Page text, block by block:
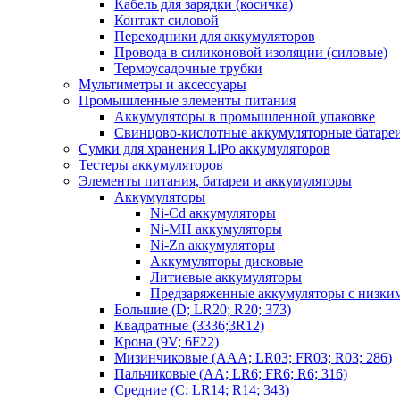
Кабель для зарядки (косичка)
Контакт силовой
Переходники для аккумуляторов
Провода в силиконовой изоляции (силовые)
Термоусадочные трубки
Мультиметры и аксессуары
Промышленные элементы питания
Аккумуляторы в промышленной упаковке
Свинцово-кислотные аккумуляторные
Сумки для хранения LiPo аккумуляторов
Тестеры аккумуляторов
Элементы питания, батареи и аккумуляторы
Аккумуляторы
Ni-Cd аккумуляторы
Ni-MH аккумуляторы
Ni-Zn аккумуляторы
Аккумуляторы дисковые
Литиевые аккумуляторы
Предзаряженные аккумуляторы с
Большие (D; LR20; R20; 373)
Квадратные (3336;3R12)
Крона (9V; 6F22)
Мизинчиковые (AAA; LR03; FR03; R03; 286)
Пальчиковые (AA; LR6; FR6; R6; 316)
Средние (C; LR14; R14; 343)